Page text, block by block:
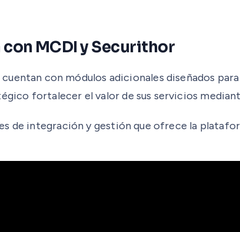
MCDI y Securithor
cuentan con módulos adicionales diseñados
fortalecer el valor de sus servicios
de integración y gestión que ofrece la